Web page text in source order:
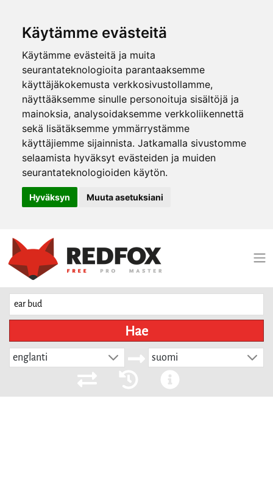
Käytämme evästeitä
Käytämme evästeitä ja muita
seurantateknologioita parantaaksemme
käyttäjäkokemusta verkkosivustollamme,
näyttääksemme sinulle personoituja sisältöjä ja
mainoksia, analysoidaksemme verkkoliikennettä
sekä lisätäksemme ymmärrystämme
käyttäjiemme sijainnista. Jatkamalla sivustomme
selaamista hyväksyt evästeiden ja muiden
seurantateknologioiden käytön.
Hyväksyn Muuta asetuksiani
Hae
englanti suomi